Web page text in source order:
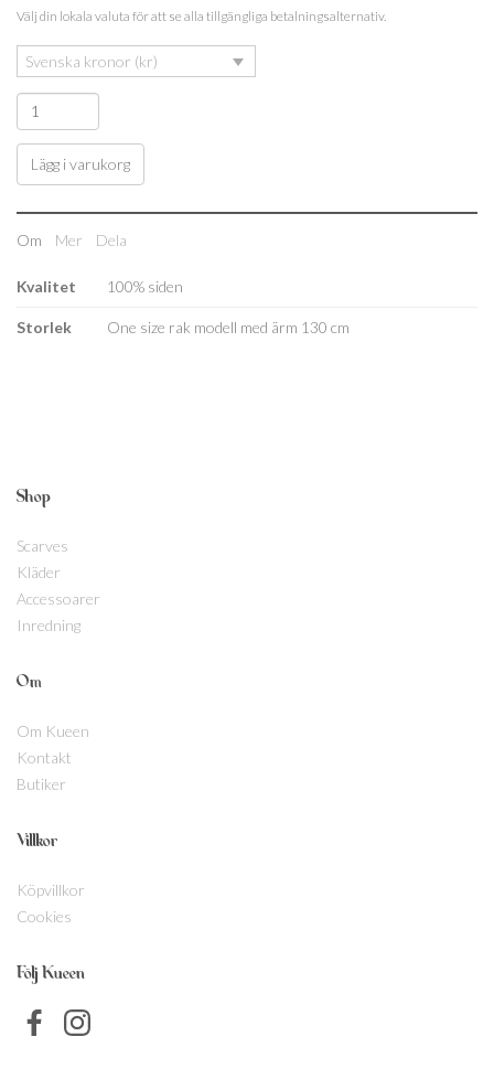
Välj din lokala valuta för att se alla tillgängliga betalningsalternativ.
Svenska kronor (kr)
Lägg i varukorg
Om Mer Dela
Kvalitet 100% siden
Storlek One size rak modell med ärm 130 cm
Shop
Scarves
Kläder
Accessoarer
Inredning
Om
Om Kueen
Kontakt
Butiker
Villkor
Köpvillkor
Cookies
Följ Kueen